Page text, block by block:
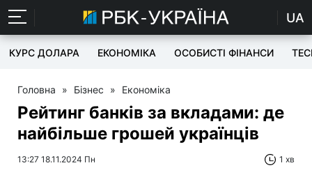
UA
КУРС ДОЛАРА ЕКОНОМІКА ОСОБИСТІ ФІНАНСИ
Головна » Бізнес » Економіка
Рейтинг банків за вкладами: де
найбільше грошей українців
13:27 18.11.2024 Пн 1 хв